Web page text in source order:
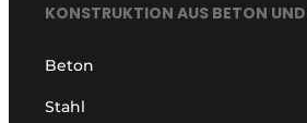
KONSTRUKTION AUS BETON
Beton
Stahl